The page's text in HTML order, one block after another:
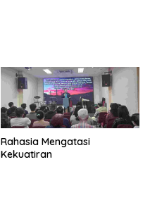
Rahasia Mengatasi
Kekuatiran